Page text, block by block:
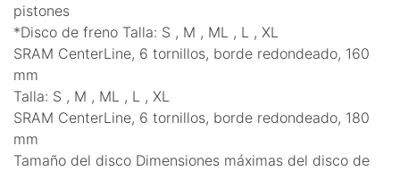
pistones
*Disco de freno Talla: S , M , ML , L , XL
SRAM CenterLine, 6 tornillos, borde redondeado, 160
mm
Talla: S , M , ML , L , XL
SRAM CenterLine, 6 tornillos, borde redondeado, 180
mm
Tamaño del disco Dimensiones máximas del disco de